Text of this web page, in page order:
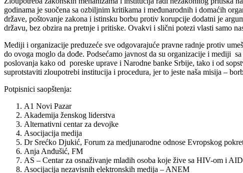
godinama je suočena sa ozbiljnim kritikama i međunarodnih i domaćih
države, poštovanje zakona i istinsku borbu protiv korupcije dodatni je
državu, bez obzira na pretnje i pritiske. Ovakvi i slični potezi vlasti samo
Mediji i organizacije preduzeće sve odgovarajuće pravne radnje protiv
do ovoga moglo da dođe. Podsećamo javnost da su organizacije i mediji
poslovanja kako od poreske uprave i Narodne banke Srbije, tako i od
suprotstaviti zloupotrebi institucija i procedura, jer to jeste naša misija –
Potpisnici saopštenja:
A1 Novi Pazar
Akademija ženskog liderstva
Alternativni centar za devojke
Asocijacija medija
Dr Srećko Djukić, Forum za medjunarodne odnose Evropskog
Anja Anđušić, FM
AS – Centar za osnaživanje mladih osoba koje žive sa HIV-om i
Asocijacija nezavisnih elektronskih medija – ANEM